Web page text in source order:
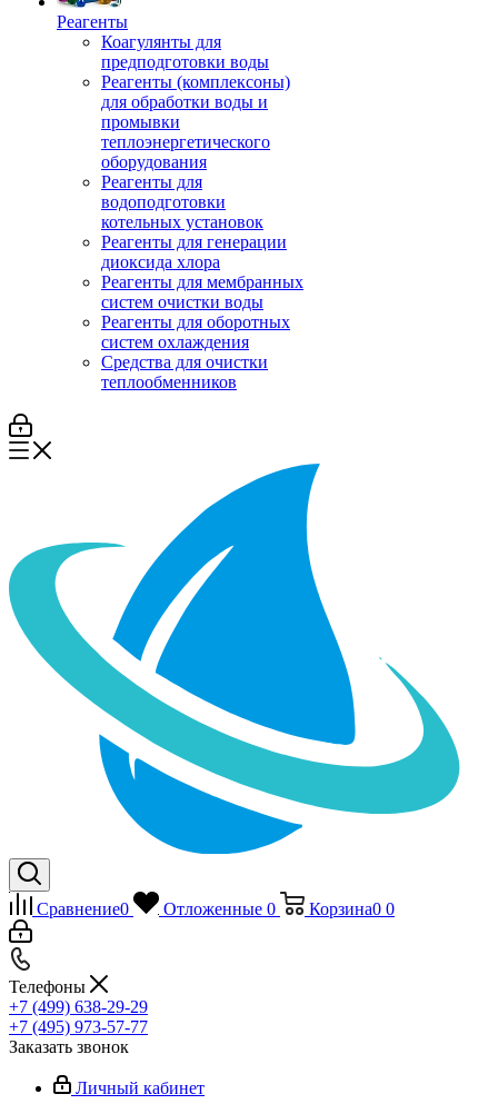
Реагенты
Коагулянты для
предподготовки воды
Реагенты (комплексоны)
для обработки воды и
промывки
теплоэнергетического
оборудования
Реагенты для
водоподготовки
котельных установок
Реагенты для генерации
диоксида хлора
Реагенты для мембранных
систем очистки воды
Реагенты для оборотных
систем охлаждения
Средства для очистки
теплообменников
Сравнение0 Отложенные 0 Корзина0 0
Телефоны
+7 (499) 638-29-29
+7 (495) 973-57-77
Заказать звонок
Личный кабинет